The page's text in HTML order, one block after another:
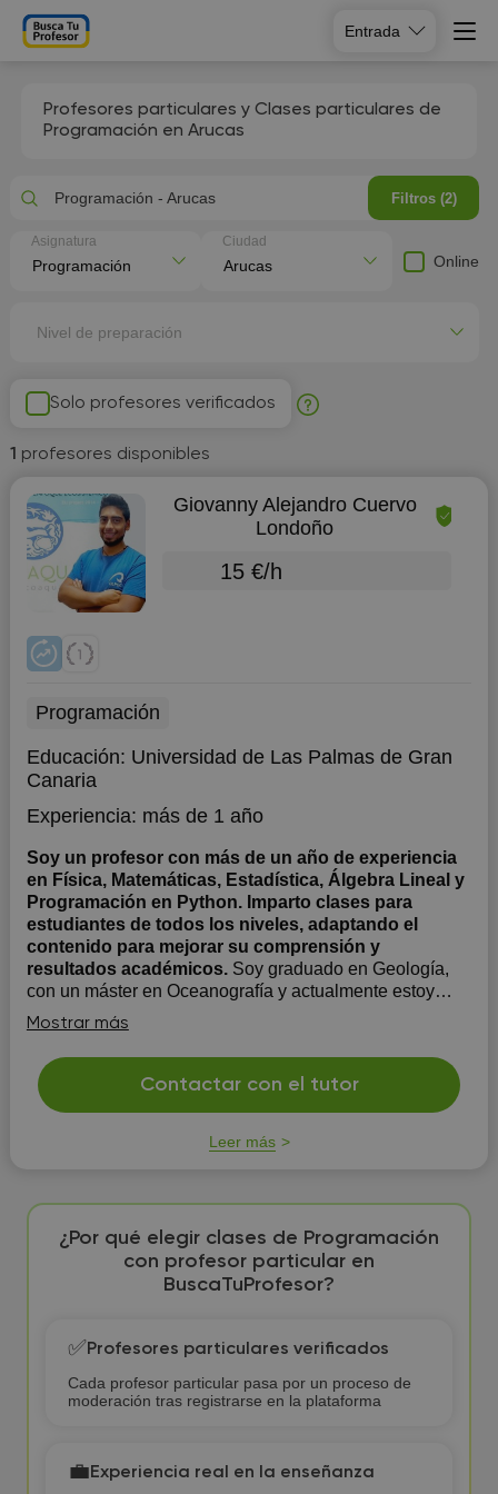
Entrada
Profesores particulares y Clases particulares de
Programación en Arucas
Solo profesores verificados
1 profesores disponibles
Giovanny Alejandro Cuervo
Londoño
15 €/h
Programación
Educación: Universidad de Las Palmas de Gran
Canaria
Experiencia: más de 1 año
Soy un profesor con más de un año de experiencia
en Física, Matemáticas, Estadística, Álgebra Lineal y
Programación en Python. Imparto clases para
estudiantes de todos los niveles, adaptando el
contenido para mejorar su comprensión y
resultados académicos. Soy graduado en Geología,
con un máster en Oceanografía y actualmente estoy
realizando un doctorado en Oceanografía en la
Universidad de Las Palmas de Gran Canaria. Mi pasión
y vocación es la enseñanza, y he tenido el privilegio de
enseñar a personas de todas las edades. He impartido
clases de mate...
Mostrar más
Contactar con el tutor
Leer más
¿Por qué elegir clases de Programación
con profesor particular en
BuscaTuProfesor?
✅Profesores particulares verificados
Cada profesor particular pasa por un proceso de
moderación tras registrarse en la plataforma
💼Experiencia real en la enseñanza
Programación - Arucas Filtros (2)
Asignatura Ciudad
Online
Nivel de preparación